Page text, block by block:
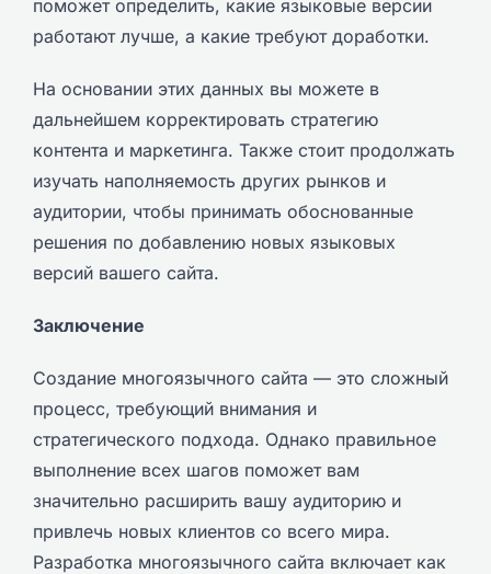
поможет определить, какие языковые версии
работают лучше, а какие требуют доработки.
На основании этих данных вы можете в
дальнейшем корректировать стратегию
контента и маркетинга. Также стоит продолжать
изучать наполняемость других рынков и
аудитории, чтобы принимать обоснованные
решения по добавлению новых языковых
версий вашего сайта.
Заключение
Создание многоязычного сайта — это сложный
процесс, требующий внимания и
стратегического подхода. Однако правильное
выполнение всех шагов поможет вам
значительно расширить вашу аудиторию и
привлечь новых клиентов со всего мира.
Разработка многоязычного сайта включает как